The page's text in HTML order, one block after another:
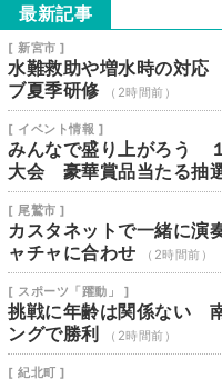
最新記事
[ 新宮市 ]
水難救助や増水時の対
ブ夏季研修
（2時間前）
[ イベント情報 ]
みんなで盛り上がろう
大会 豪華賞品当たる抽
[ 尾鷲市 ]
カスタネットで一緒に
ャチャに合わせ
（2時間前）
[ スポーツ「躍動」 ]
挑戦に年齢は関係ない
ングで勝利
（2時間前）
[ 紀北町 ]